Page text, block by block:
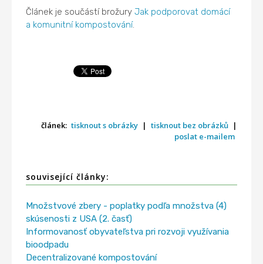
Článek je součástí brožuryJak podporovat domácí
a komunitní kompostování.
článek: tisknout s obrázky | tisknout bez obrázků |
poslat e-mailem
související články:
Množstvové zbery - poplatky podľa množstva (4)
skúsenosti z USA (2. časť)
Informovanosť obyvateľstva pri rozvoji využívania
bioodpadu
Decentralizované kompostování